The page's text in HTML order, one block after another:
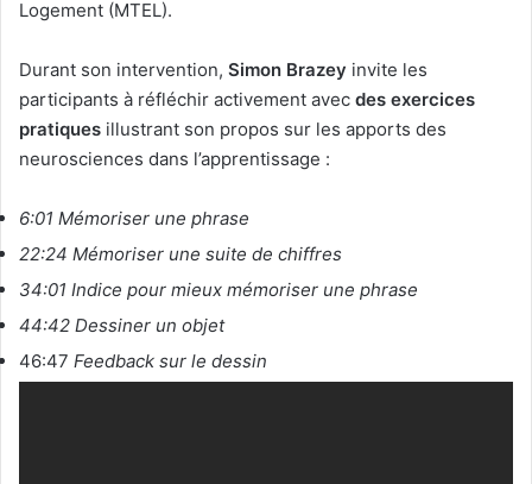
Logement (MTEL).
Durant son intervention, Simon Brazey invite les
participants à réfléchir activement avec des exercices
pratiques illustrant son propos sur les apports des
neurosciences dans l’apprentissage :
6:01 Mémoriser une phrase
22:24 Mémoriser une suite de chiffres
34:01 Indice pour mieux mémoriser une phrase
44:42 Dessiner un objet
46:47 Feedback sur le dessin